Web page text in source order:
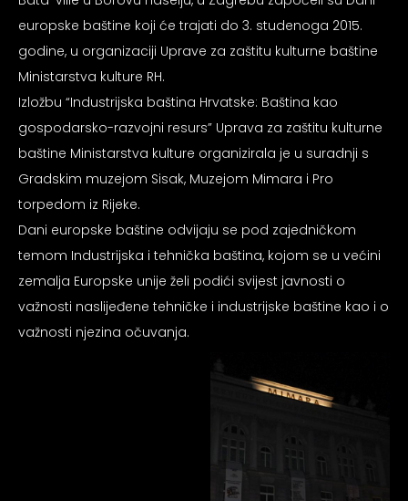
europske baštine koji će trajati do 3. studenoga 2015.
godine, u organizaciji Uprave za zaštitu kulturne baštine
Ministarstva kulture RH.
Izložbu “Industrijska baština Hrvatske: Baština kao
gospodarsko-razvojni resurs” Uprava za zaštitu kulturne
baštine Ministarstva kulture organizirala je u suradnji s
Gradskim muzejom Sisak, Muzejom Mimara i Pro
torpedom iz Rijeke.
Dani europske baštine odvijaju se pod zajedničkom
temom Industrijska i tehnička baština, kojom se u većini
zemalja Europske unije želi podići svijest javnosti o
važnosti naslijeđene tehničke i industrijske baštine kao i o
važnosti njezina očuvanja.